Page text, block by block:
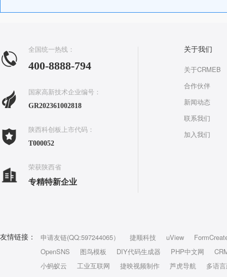
全国统一热线：
400-8888-794
国家高新技术企业编号：
GR202361002818
陕西科创板上市代码：
T000052
荣获陕西省
专精特新企业
关于我们
关于CRMEB
合作伙伴
新闻动态
联系我们
加入我们
友情链接： 申请友链(QQ:597244065） 捷顺科技 uView
OpenSNS
图鸟模板 DIY代码生成器 PHP中文网
小蚂蚁云
工业互联网 捷映视频制作 芦虎导航 多语